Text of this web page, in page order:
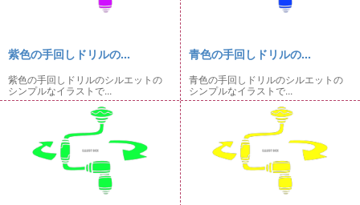
紫色の手回しドリルの...
紫色の手回しドリルのシルエットの
シンプルなイラストで...
青色の手回しドリルの...
青色の手回しドリルのシルエットの
シンプルなイラストで...